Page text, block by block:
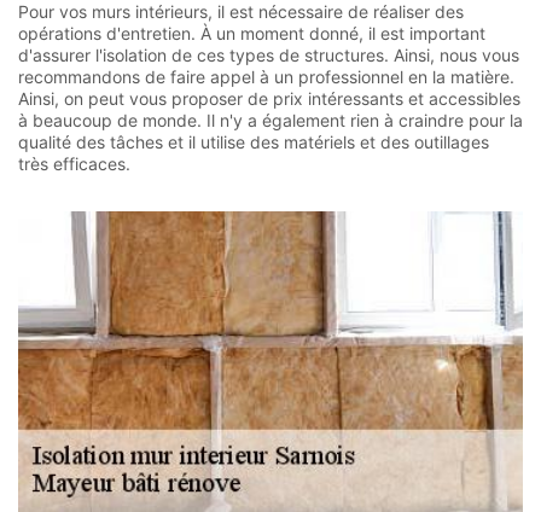
Pour vos murs intérieurs, il est nécessaire de réaliser des
opérations d'entretien. À un moment donné, il est important
d'assurer l'isolation de ces types de structures. Ainsi, nous vous
recommandons de faire appel à un professionnel en la matière.
Ainsi, on peut vous proposer de prix intéressants et accessibles
à beaucoup de monde. Il n'y a également rien à craindre pour la
qualité des tâches et il utilise des matériels et des outillages
très efficaces.